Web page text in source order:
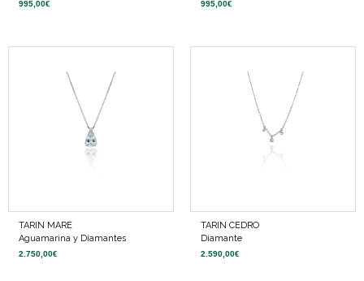
995,00€ 995,00€
TARIN MARE
Aguamarina y Diamantes
2.750,00€
TARIN CEDRO
Diamante
2.590,00€